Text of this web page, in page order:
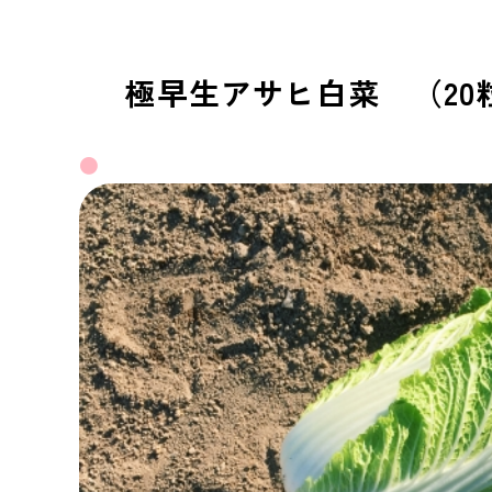
極早生アサヒ白菜 （20
●